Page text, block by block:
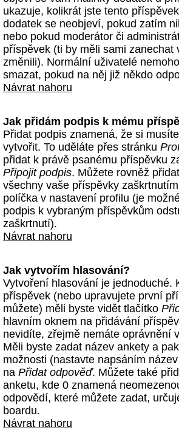
ukazuje, kolikrát jste tento
dodatek se neobjeví, pokud zatím
nebo pokud moderátor či
příspěvek (ti by měli sami zanechat
změnili). Normální uživatelé
smazat, pokud na něj již někdo
Návrat nahoru
Jak přidám podpis k mému
Přidat podpis znamená, že si
vytvořit. To uděláte přes stránku
přidat k právě psanému příspěvku
Připojit podpis. Můžete rovněž
všechny vaše příspěvky
políčka v nastavení profilu (je
podpis k vybraným příspěvkům
zaškrtnutí).
Návrat nahoru
Jak vytvořím hlasování?
Vytvoření hlasování je jednoduché.
příspěvek (nebo upravujete první
můžete) měli byste vidět tlačítko
hlavním oknem na přidávání
nevidíte, zřejmě nemáte oprávnění
Měli byste zadat název ankety a
možnosti (nastavte napsáním
na Přidat odpověď. Můžete také
anketu, kde 0 znamená
odpovědí, které můžete zadat,
boardu.
Návrat nahoru